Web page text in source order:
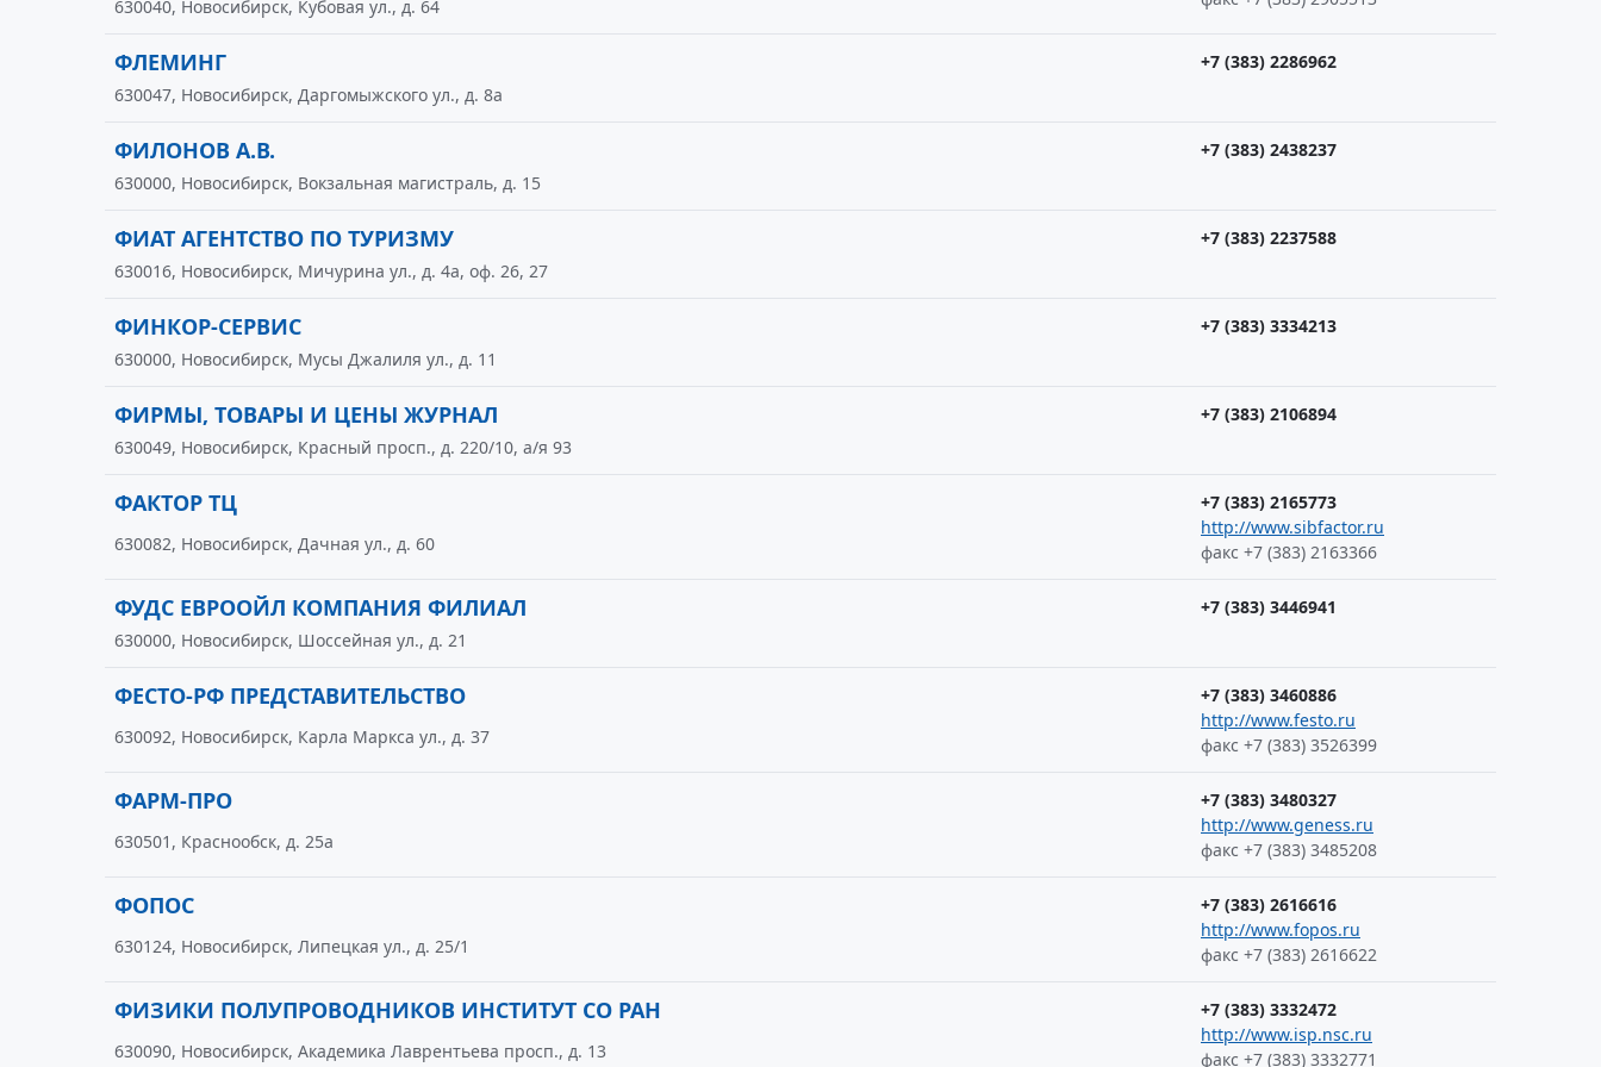
630040, Новосибирск, Кубовая ул., д. 64
ФЛЕМИНГ
+7 (383) 2286962
630047, Новосибирск, Даргомыжского ул., д. 8а
ФИЛОНОВ А.В.
+7 (383) 2438237
630000, Новосибирск, Вокзальная магистраль, д. 15
ФИАТ АГЕНТСТВО ПО ТУРИЗМУ
+7 (383) 2237588
630016, Новосибирск, Мичурина ул., д. 4а, оф. 26, 27
ФИНКОР-СЕРВИС
+7 (383) 3334213
630000, Новосибирск, Мусы Джалиля ул., д. 11
ФИРМЫ, ТОВАРЫ И ЦЕНЫ ЖУРНАЛ
+7 (383) 2106894
630049, Новосибирск, Красный просп., д. 220/10, а/я 93
ФАКТОР ТЦ
+7 (383) 2165773
http://www.sibfactor.ru
факс +7 (383) 2163366
630082, Новосибирск, Дачная ул., д. 60
ФУДС ЕВРООЙЛ КОМПАНИЯ ФИЛИАЛ
+7 (383) 3446941
630000, Новосибирск, Шоссейная ул., д. 21
ФЕСТО-РФ ПРЕДСТАВИТЕЛЬСТВО
+7 (383) 3460886
http://www.festo.ru
факс +7 (383) 3526399
630092, Новосибирск, Карла Маркса ул., д. 37
ФАРМ-ПРО
+7 (383) 3480327
http://www.geness.ru
факс +7 (383) 3485208
630501, Краснообск, д. 25а
ФОПОС
+7 (383) 2616616
http://www.fopos.ru
факс +7 (383) 2616622
630124, Новосибирск, Липецкая ул., д. 25/1
ФИЗИКИ ПОЛУПРОВОДНИКОВ ИНСТИТУТ СО РАН
+7 (383) 3332472
http://www.isp.nsc.ru
факс +7 (383) 3332771
630090, Новосибирск, Академика Лаврентьева просп., д. 13